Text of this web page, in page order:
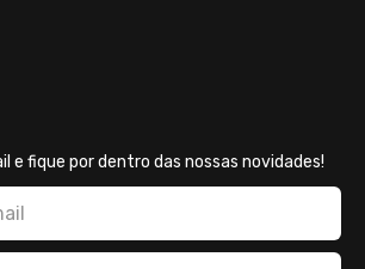
e fique por dentro das nossas novidades!